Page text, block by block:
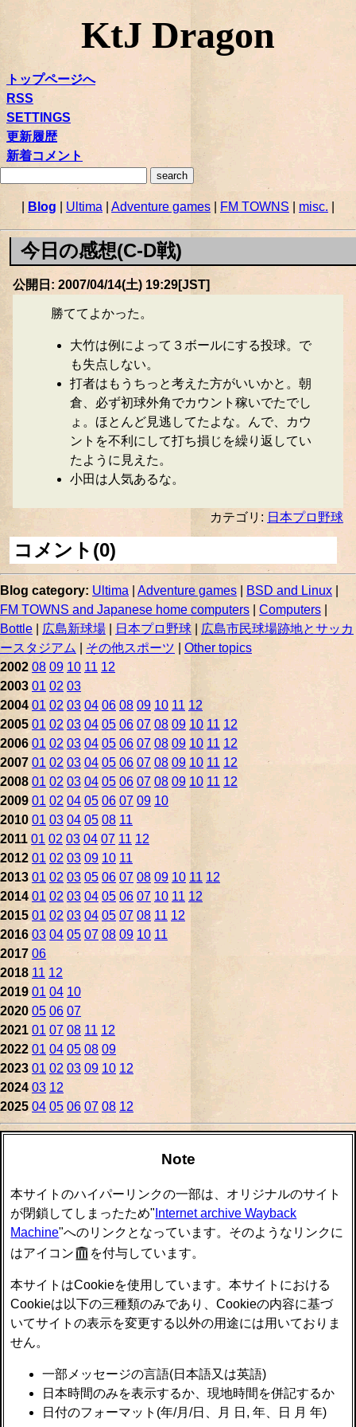
KtJ Dragon
トップページへ
RSS
SETTINGS
更新履歴
新着コメント
Blog Ultima Adventure games FM TOWNS| misc.
今日の感想(C-D戦)
公開日: 2007/04/14(土) 19:29[JST]
勝ててよかった。
大竹は例によって３ボールにする投球。で
も失点しない。
打者はもうちっと考えた方がいいかと。朝
倉、必ず初球外角でカウント稼いでたでし
ょ。ほとんど見逃してたよな。んで、カウ
ントを不利にして打ち損じを繰り返してい
たように見えた。
小田は人気あるな。
カテゴリ: 日本プロ野球
コメント(0)
Blog category: Ultima Adventure games BSD and Linux
FM TOWNS and Japanese home computers
Computers
Bottle
広島新球場 日本プロ野球
広島市民球場跡地とサッカ
ースタジアム
その他スポーツ
Other topics
2002 08 09 10 11 12
2003 01 02 03
2004 01 02 03 04 06 08 09 10 11 12
2005 01 02 03 04 05 06 07 08 09 10 11 12
2006 01 02 03 04 05 06 07 08 09 10 11 12
2007 01 02 03 04 05 06 07 08 09 10 11 12
2008 01 02 03 04 05 06 07 08 09 10 11 12
2009 01 02 04 05 06 07 09 10
2010 01 03 04 05 08 11
2011 01 02 03 04 07 11 12
2012 01 02 03 09 10 11
2013 01 02 03 05 06 07 08 09 10 11 12
2014 01 02 03 04 05 06 07 10 11 12
2015 01 02 03 04 05 07 08 11 12
2016 03 04 05 07 08 09 10 11
2017 06
2018 11 12
2019 01 04 10
2020 05 06 07
2021 01 07 08 11 12
2022 01 04 05 08 09
2023 01 02 03 09 10 12
2024 03 12
2025 04 05 06 07 08 12
Note
本サイトのハイパーリンクの一部は、オリジナルのサイト
が閉鎖してしまったため" Internet archive Wayback
Machine"へのリンクとなっています。そのようなリンクに
はアイコン
を付与しています。
本サイトはCookieを使用しています。本サイトにおける
Cookieは以下の三種類のみであり、Cookieの内容に基づ
いてサイトの表示を変更する以外の用途には用いておりま
せん。
一部メッセージの言語(日本語又は英語)
日本時間のみを表示するか、現地時間を併記するか
日付のフォーマット(年/月/日、月 日, 年、日 月 年)